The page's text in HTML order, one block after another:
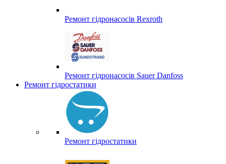
Ремонт гідронасосів Rexroth
Ремонт гідронасосів Sauer Danfoss
Ремонт гідростатики
Ремонт гідростатики